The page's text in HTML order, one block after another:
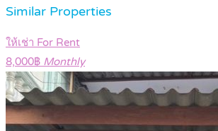
Similar Properties
ให้เช่า For Rent
8,000฿ Monthly